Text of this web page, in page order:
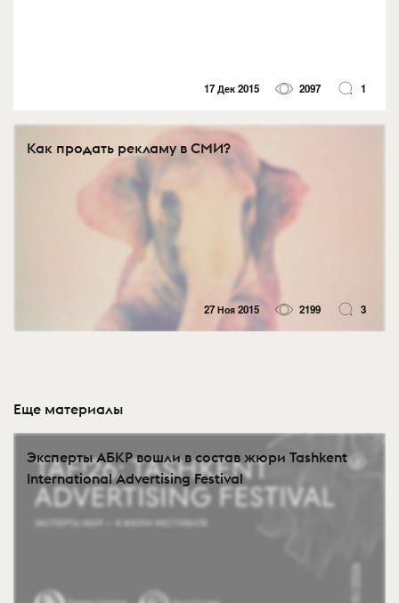
17 Дек 2015 2097 1
Как продать рекламу в СМИ?
27 Ноя 2015 2199 3
Еще материалы
Эксперты АБКР вошли в состав жюри Tashkent
International Advertising Festival